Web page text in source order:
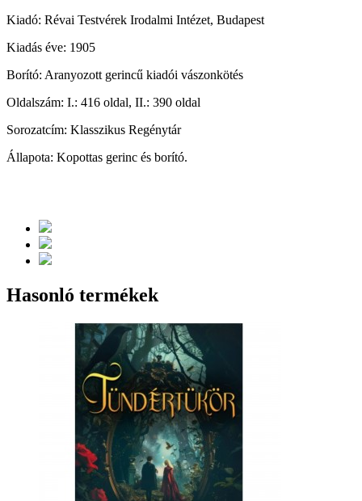
Kiadó: Révai Testvérek Irodalmi Intézet, Budapest
Kiadás éve: 1905
Borító: Aranyozott gerincű kiadói vászonkötés
Oldalszám: I.: 416 oldal, II.: 390 oldal
Sorozatcím: Klasszikus Regénytár
Állapota: Kopottas gerinc és borító.
Hasonló termékek